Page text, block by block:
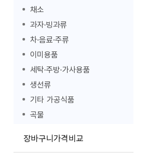
채소
과자·빙과류
차·음료·주류
이미용품
세탁·주방·가사용품
생선류
기타 가공식품
곡물
장바구니가격비교